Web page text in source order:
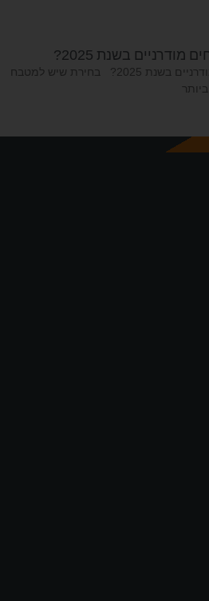
בשנת 2025?
איזה שיש מתאים למטבחים מודרניים בשנת 2025? בחירת שיש למטבח